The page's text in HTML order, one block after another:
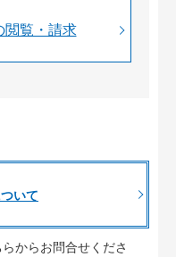
閲覧・請求
いて
からお問合せくださ